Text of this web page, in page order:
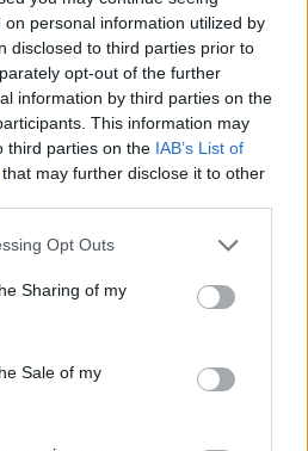
personal information utilized by
disclosed to third parties prior to
opt-out of the further
information by third parties on the
This information may
third parties on the IAB’s List of
that may further disclose it to other
Opt Outs
Sharing of my
Sale of my
του έργου για την
στο οδικό δίκτυο των
Καρυάς,
Μητροπολίτη
Δήμο Παλαμά για
την μετεγκατάσταση
η προμήθεια και
στο γήπεδο